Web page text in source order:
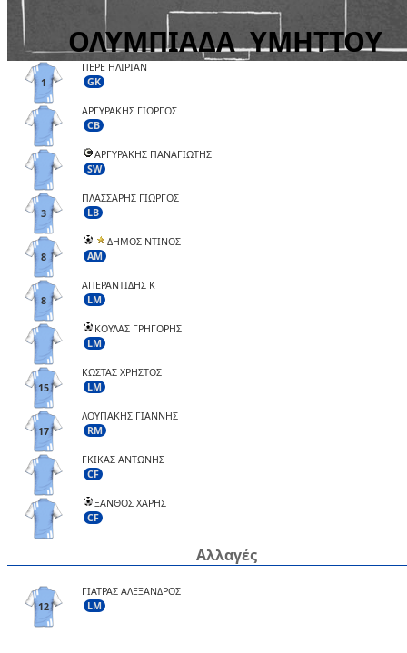
1
ΠΕΡΕ ΗΛΙΡΙΑΝ
GK
ΑΡΓΥΡΑΚΗΣ ΓΙΩΡΓΟΣ
CB
ΑΡΓΥΡΑΚΗΣ ΠΑΝΑΓΙΩΤΗΣ
SW
3
ΠΛΑΣΣΑΡΗΣ ΓΙΩΡΓΟΣ
LB
8
ΔΗΜΟΣ ΝΤΙΝΟΣ
AM
8
ΑΠΕΡΑΝΤΙΔΗΣ K
LM
ΚΟΥΛΑΣ ΓΡΗΓΟΡΗΣ
LM
15
ΚΩΣΤΑΣ ΧΡΗΣΤΟΣ
LM
17
ΛΟΥΠΑΚΗΣ ΓΙΑΝΝΗΣ
RM
ΓΚΙΚΑΣ ΑΝΤΩΝΗΣ
CF
ΞΑΝΘΟΣ ΧΑΡΗΣ
CF
Αλλαγές
12
ΓΙΑΤΡΑΣ ΑΛΕΞΑΝΔΡΟΣ
LM